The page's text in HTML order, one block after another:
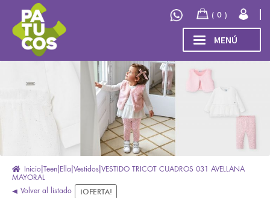
la
navegación
contenido
MENÚ
INICIO
TIENDA
menú
hijo
COLECCIÓN
INVIERNO/OTOÑO 2026
Inicio Teen Ella Vestidos VESTIDO TRICOT CUADROS 031 AVELLANA
MAYORAL
Volver al listado
¡OFERTA!
0